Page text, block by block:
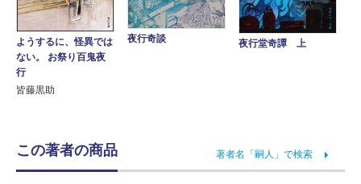
ようするに、怪異では
ない。 お祭り百鬼夜
行
皆藤黒助
夜行奇談 夜行堂奇譚 上
この著者の商品 著者名「嗣人」で検索